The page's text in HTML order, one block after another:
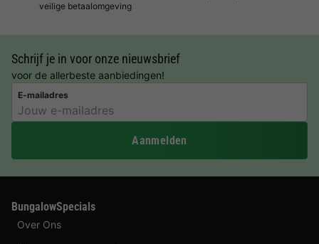
veilige betaalomgeving
Schrijf je in voor onze nieuwsbrief
voor de allerbeste aanbiedingen!
E-mailadres
Aanmelden
BungalowSpecials
Over Ons